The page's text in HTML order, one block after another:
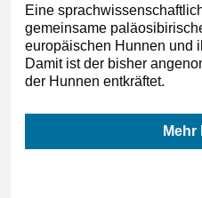
Eine
gemeinsame
europäischen Hunnen und
Damit ist der bisher
der Hunnen entkräftet.
Mehr